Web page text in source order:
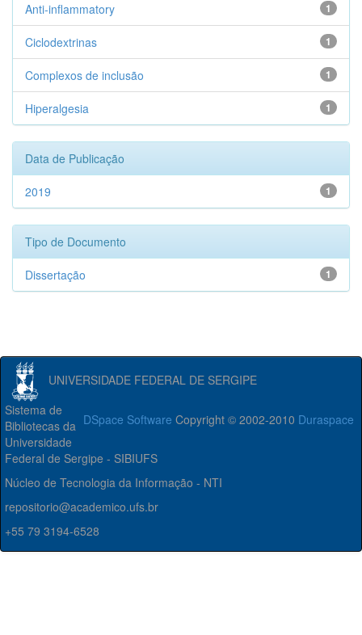
1
Anti-inflammatory
1
Ciclodextrinas
1
Complexos de inclusão
1
Hiperalgesia
Data de Publicação
1
2019
Tipo de Documento
1
Dissertação
UNIVERSIDADE FEDERAL DE SERGIPE
DSpace Software Copyright © 2002-2010 Duraspace
Sistema de
Bibliotecas da
Universidade
Federal de Sergipe - SIBIUFS
Núcleo de Tecnologia da Informação - NTI
repositorio@academico.ufs.br
+55 79 3194-6528